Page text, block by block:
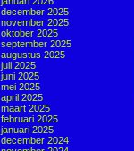
december 2025
november 2025
oktober 2025
september 2025
augustus 2025
juli 2025
juni 2025
mei 2025
april 2025
maart 2025
februari 2025
januari 2025
december 2024